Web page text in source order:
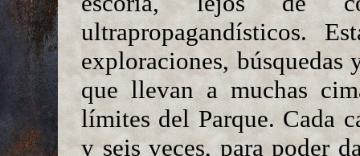
ultrapropagandísticos.
exploraciones, búsquedas
que llevan a muchas
límites del Parque. Cada
y seis veces, para poder